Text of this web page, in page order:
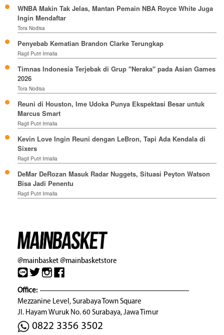
WNBA Makin Tak Jelas, Mantan Pemain NBA Royce White Juga
Ingin Mendaftar
Tora Nodisa
Penyebab Kematian Brandon Clarke Terungkap
Ragil Putri Irmalia
Timnas Indonesia Terjebak di Grup "Neraka" pada Asian Games
2026
Tora Nodisa
Reuni di Houston, Ime Udoka Punya Ekspektasi Besar untuk
Marcus Smart
Ragil Putri Irmalia
Kevin Love Ingin Reuni dengan LeBron, Tapi Ada Kendala di
Sixers
Ragil Putri Irmalia
DeMar DeRozan Masuk Radar Nuggets, Situasi Peyton Watson
Bisa Jadi Penentu
Ragil Putri Irmalia
@mainbasket@mainbasketstore
Office:
Mezzanine Level, Surabaya Town Square
Jl. Hayam Wuruk No. 60 Surabaya, Jawa Timur
0822 3356 3502